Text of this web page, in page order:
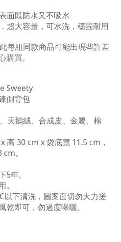
面既防水又不吸水
超大容量， 可水洗， 穩固耐用
每組同款商品可能出現些許差
買。
Sweety
側背包
天鵝絨、合成皮、金屬、棉
高 30 cm x袋底寬 11.5 cm ，
。
年。
以下清洗，圖案面切勿大力搓
即可，勿過度曝曬。